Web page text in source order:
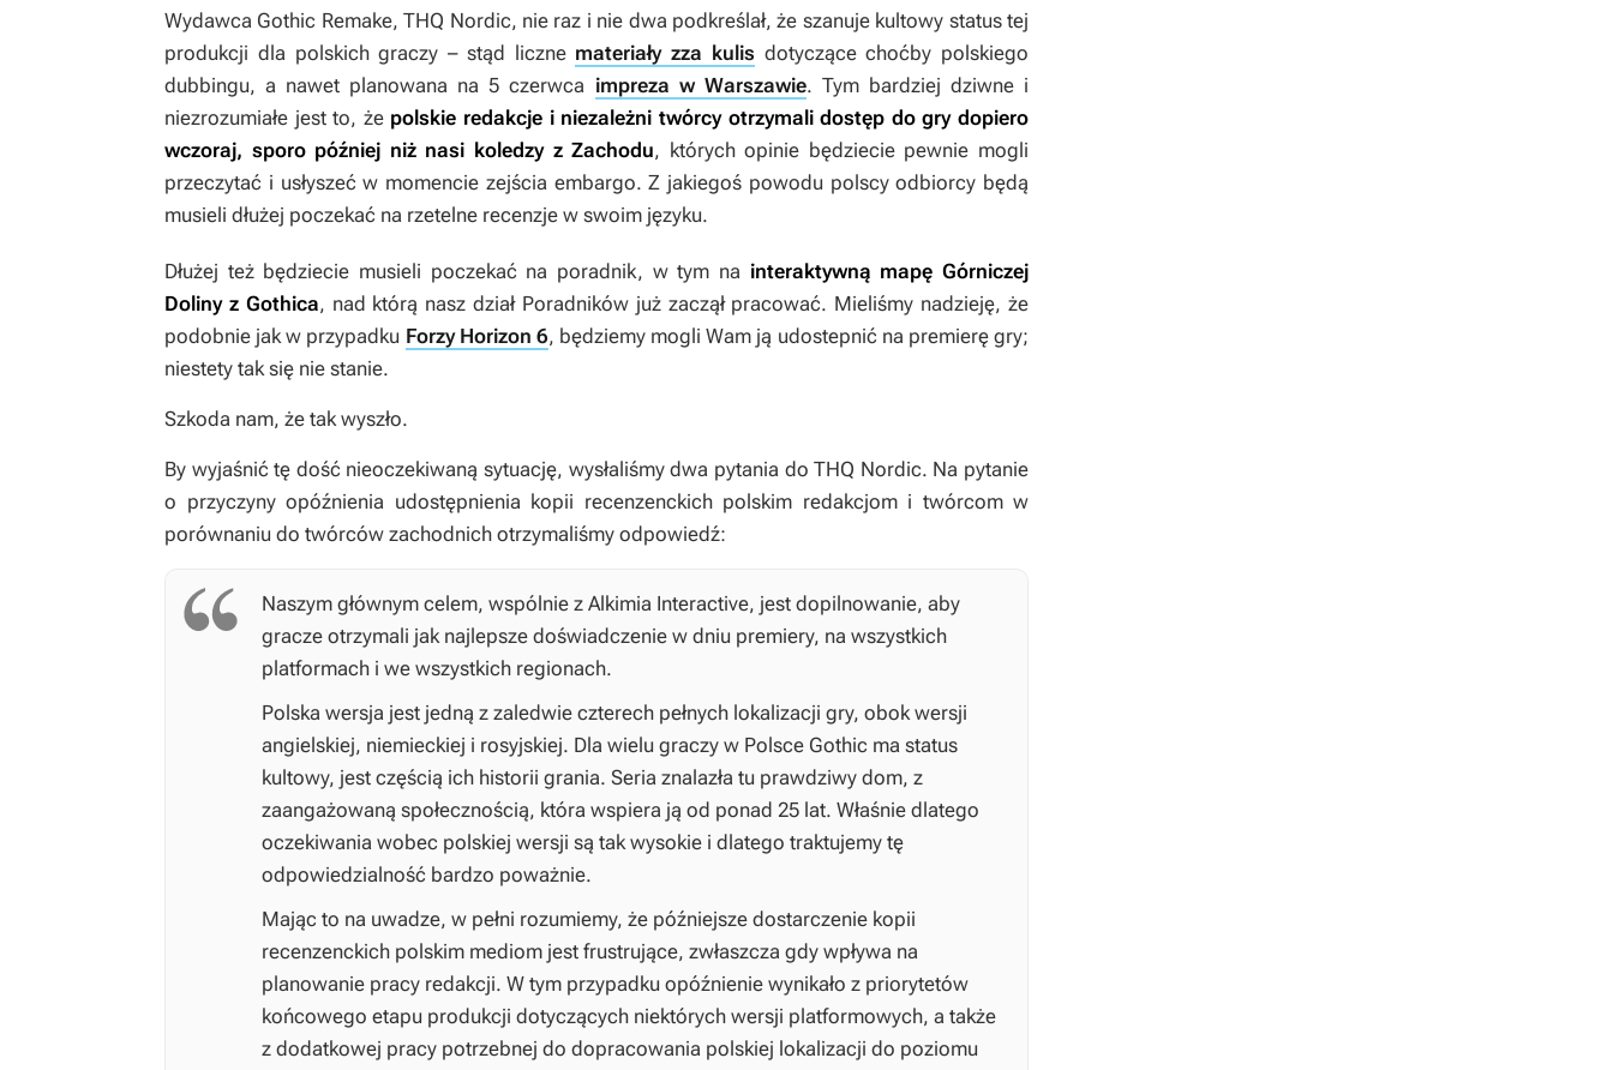
Wydawca Gothic Remake, THQ Nordic, nie raz i nie dwa podkreślał, że szanuje kultowy status tej
produkcji dla polskich graczy – stąd liczne materiały zza kulis dotyczące choćby polskiego
dubbingu, a nawet planowana na 5 czerwca impreza w Warszawie. Tym bardziej dziwne i
niezrozumiałe jest to, że polskie redakcje i niezależni twórcy otrzymali dostęp do gry dopiero
wczoraj, sporo później niż nasi koledzy z Zachodu, których opinie będziecie pewnie mogli
przeczytać i usłyszeć w momencie zejścia embargo. Z jakiegoś powodu polscy odbiorcy będą
musieli dłużej poczekać na rzetelne recenzje w swoim języku.
Dłużej też będziecie musieli poczekać na poradnik, w tym na interaktywną mapę Górniczej
Doliny z Gothica, nad którą nasz dział Poradników już zaczął pracować. Mieliśmy nadzieję, że
podobnie jak w przypadku Forzy Horizon 6, będziemy mogli Wam ją udostepnić na premierę gry;
niestety tak się nie stanie.
Szkoda nam, że tak wyszło.
By wyjaśnić tę dość nieoczekiwaną sytuację, wysłaliśmy dwa pytania do THQ Nordic. Na pytanie
o przyczyny opóźnienia udostępnienia kopii recenzenckich polskim redakcjom i twórcom w
porównaniu do twórców zachodnich otrzymaliśmy odpowiedź:
Naszym głównym celem, wspólnie z Alkimia Interactive, jest dopilnowanie, aby
gracze otrzymali jak najlepsze doświadczenie w dniu premiery, na wszystkich
platformach i we wszystkich regionach.
Polska wersja jest jedną z zaledwie czterech pełnych lokalizacji gry, obok wersji
angielskiej, niemieckiej i rosyjskiej. Dla wielu graczy w Polsce Gothic ma status
kultowy, jest częścią ich historii grania. Seria znalazła tu prawdziwy dom, z
zaangażowaną społecznością, która wspiera ją od ponad 25 lat. Właśnie dlatego
oczekiwania wobec polskiej wersji są tak wysokie i dlatego traktujemy tę
odpowiedzialność bardzo poważnie.
Mając to na uwadze, w pełni rozumiemy, że późniejsze dostarczenie kopii
recenzenckich polskim mediom jest frustrujące, zwłaszcza gdy wpływa na
planowanie pracy redakcji. W tym przypadku opóźnienie wynikało z priorytetów
końcowego etapu produkcji dotyczących niektórych wersji platformowych, a także
z dodatkowej pracy potrzebnej do dopracowania polskiej lokalizacji do poziomu